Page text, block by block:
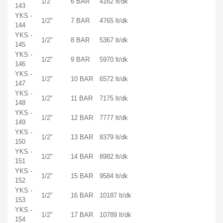
143
YKS -
144
1/2" 7 BAR
4765 lt/dk
YKS -
145
1/2" 8 BAR
5367 lt/dk
YKS -
146
1/2" 9 BAR
5970 lt/dk
YKS -
147
1/2" 10 BAR
6572 lt/dk
YKS -
148
1/2" 11 BAR
7175 lt/dk
YKS -
149
1/2" 12 BAR
7777 lt/dk
YKS -
150
1/2" 13 BAR
8379 lt/dk
YKS -
151
1/2" 14 BAR
8982 lt/dk
YKS -
152
1/2" 15 BAR
9584 lt/dk
YKS -
153
1/2" 16 BAR
10187 lt/dk
YKS -
154
1/2" 17 BAR 10789 lt/dk